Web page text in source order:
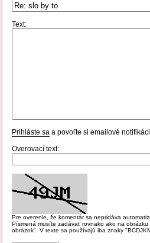
Text:
Prihláste sa a povoľte si emailové
Overovací text:
Pre overenie, že komentár sa nepridáva
Písmená musíte zadávať rovnako ako na
obrázok". V texte sa používajú iba znaky